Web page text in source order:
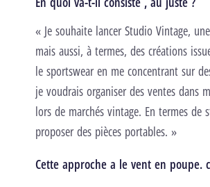
« Je souhaite lancer Studio Vintage,
mais aussi, à termes, des créations
le sportswear en me concentrant sur
je voudrais organiser des ventes
lors de marchés vintage. En termes
proposer des pièces portables. »
Cette approche a le vent en poupe.